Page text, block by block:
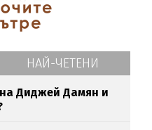
НАЙ-ЧЕТЕНИ
Диджей Дамян и